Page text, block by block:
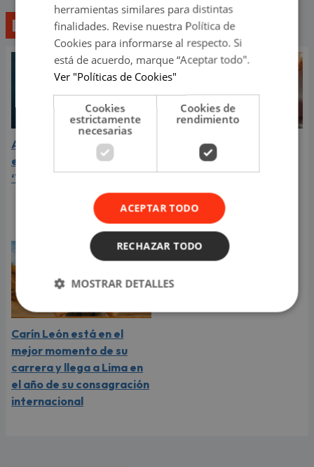
Lo último
Aria Vega conquista con
el lanzamiento de
‘Tototo (+4)’
¿Greeicy está
embarazada de su
compartió revelador
video
Carín León está en el
mejor momento de su
carrera y llega a Lima en
el año de su consagración
internacional
herramientas similares para distintas
finalidades. Revise nuestra Política de
Cookies para informarse al respecto. Si
está de acuerdo, marque “Aceptar todo".
Ver "Políticas de Cookies"
Cookies
estrictamente
necesarias
Cookies de
rendimiento
ACEPTAR TODO
RECHAZAR TODO
MOSTRAR DETALLES